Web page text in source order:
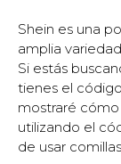
Shein es una
amplia
Si estás
tienes el
mostraré cómo
utilizando el
de usar